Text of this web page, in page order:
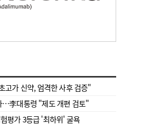
고가 신약, 엄격한 사후 검증"
…李대통령 "제도 개편 검토"
평가 3등급 '최하위' 굴욕